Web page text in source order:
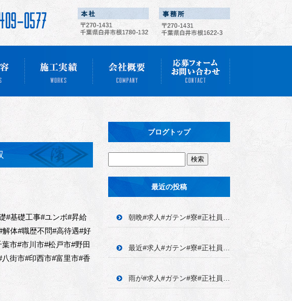
#基礎工事#ユンボ#昇給
体#職歴不問#高待遇#好
市#市川市#松戸市#野田
街市#印西市#富里市#香
ブログトップ
最近の投稿
朝晩#求人#ガテン#寮#正社員#アルバ イト#学歴不問#未経験#経験者優遇#高収